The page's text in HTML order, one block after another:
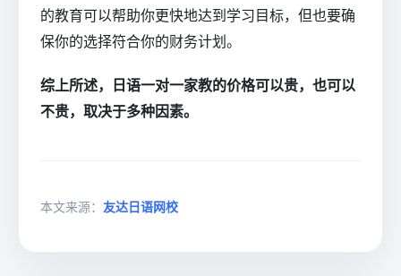
的教育可以帮助你更快地达到学习目标，但也要确
保你的选择符合你的财务计划。
综上所述，日语一对一家教的价格可以贵，也可以
不贵，取决于多种因素。
本文来源： 友达日语网校